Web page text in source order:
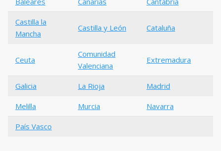
Castilla la
Mancha
Castilla y León Cataluña
Ceuta
Comunidad
Valenciana
Extremadura
Galicia La Rioja Madrid
Melilla Murcia Navarra
País Vasco